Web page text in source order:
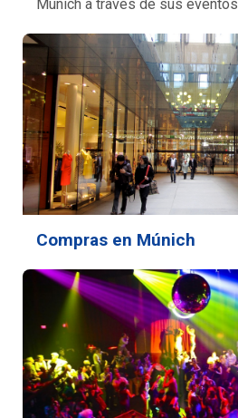
Múnich a través de sus eventos
Compras en Múnich